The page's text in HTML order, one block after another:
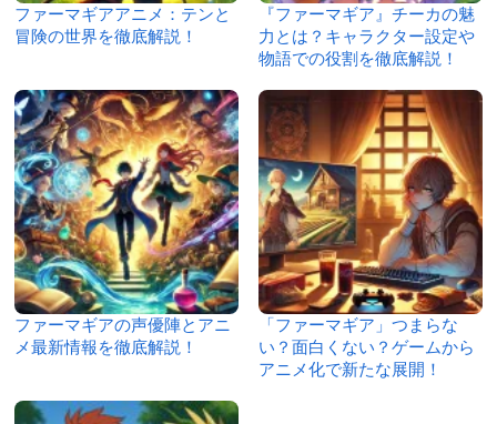
ファーマギアアニメ：テンと
冒険の世界を徹底解説！
『ファーマギア』チーカの魅
力とは？キャラクター設定や
物語での役割を徹底解説！
ファーマギアの声優陣とアニ
メ最新情報を徹底解説！
「ファーマギア」つまらな
い？面白くない？ゲームから
アニメ化で新たな展開！